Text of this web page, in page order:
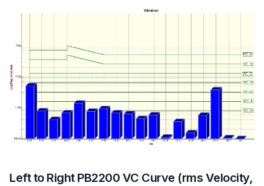
Left to Right PB2200 VC Curve (rms Velocity,